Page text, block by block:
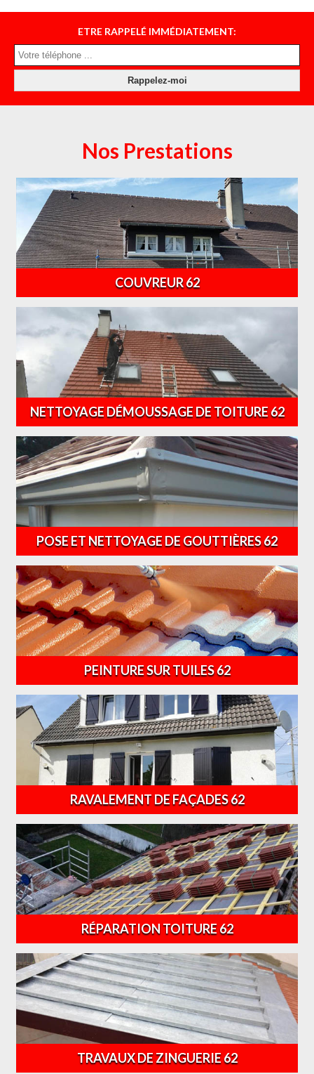
ETRE RAPPELÉ IMMÉDIATEMENT:
Nos Prestations
COUVREUR 62
NETTOYAGE DÉMOUSSAGE DE TOITURE 62
POSE ET NETTOYAGE DE GOUTTIÈRES 62
PEINTURE SUR TUILES 62
RAVALEMENT DE FAÇADES 62
RÉPARATION TOITURE 62
TRAVAUX DE ZINGUERIE 62